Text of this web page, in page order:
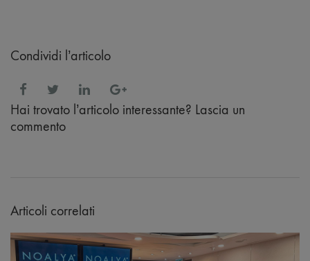
Condividi l’articolo
Hai trovato l’articolo interessante? Lascia un
commento
Articoli correlati